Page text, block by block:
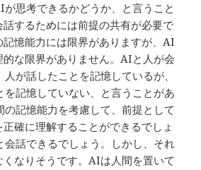
思考できるかどうか、と言うこと
するためには前提の共有が必要で
憶能力には限界がありますが、AI
な限界がありません。AIと人が会
が話したことを記憶しているが、
記憶していない、と言うことがあ
の記憶能力を考慮して、前提として
確に理解することができるでしょ
会話できるでしょう。しかし、それ
なりそうです。AIは人間を置いて